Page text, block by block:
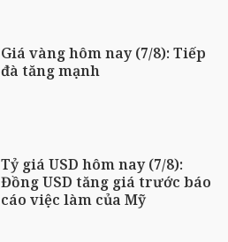
Giá vàng hôm nay (7/8): Tiếp
đà tăng mạnh
Tỷ giá USD hôm nay (7/8):
Đồng USD tăng giá trước báo
cáo việc làm của Mỹ